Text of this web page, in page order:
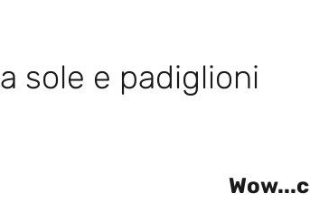
sole e padiglioni